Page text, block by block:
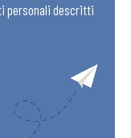
personali descritti